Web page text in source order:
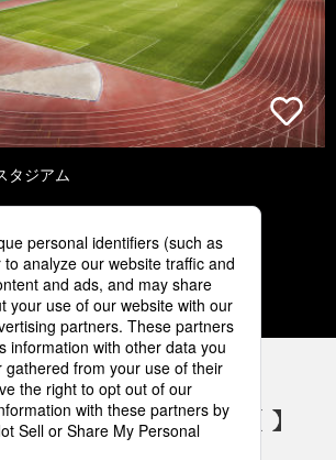
タジアム
2 3 4 5
クの電気設備 SNSアカウント